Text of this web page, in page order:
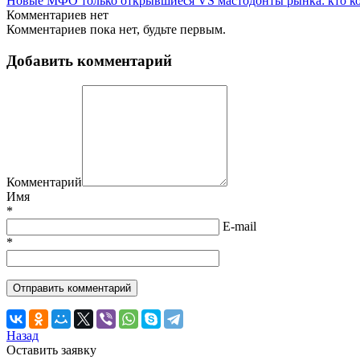
Комментариев нет
Комментариев пока нет, будьте первым.
Добавить комментарий
Комментарий
Имя
*
E-mail
*
Назад
Оставить заявку